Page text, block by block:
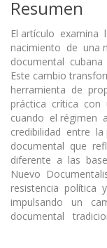
Resumen
El artículo
nacimiento de una
documental
Este cambio
herramienta de
práctica crítica
cuando el régimen
credibilidad entre
documental que
diferente a las
Nuevo
resistencia política
impulsando un
documental